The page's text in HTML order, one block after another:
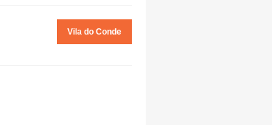
Vila do Conde